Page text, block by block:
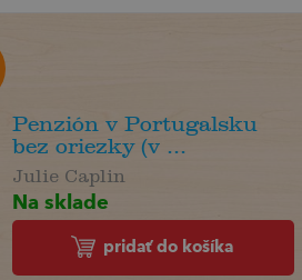
Penzión v Portugalsku
bez oriezky (v ...
Julie Caplin
Na sklade
pridať do košíka